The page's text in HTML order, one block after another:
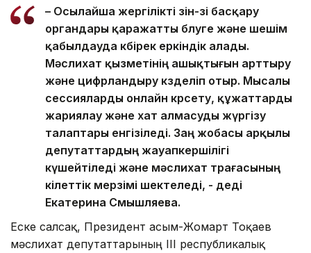
– Осылайша жергілікті өзін-өзі басқару
органдары қаражатты бөлуге және шешім
қабылдауда көбірек еркіндік алады.
Мәслихат қызметінің ашықтығын арттыру
және цифрландыру көзделіп отыр. Мысалы
сессияларды онлайн көрсету, құжаттарды
жариялау және хат алмасуды жүргізу
талаптары енгізіледі. Заң жобасы арқылы
депутаттардың жауапкершілігі
күшейтіледі және мәслихат төрағасының
өкілеттік мерзімі шектеледі, - деді
Екатерина Смышляева.
Еске салсақ, Президент Қасым-Жомарт Тоқаев
мәслихат депутаттарының ІІІ республикалық